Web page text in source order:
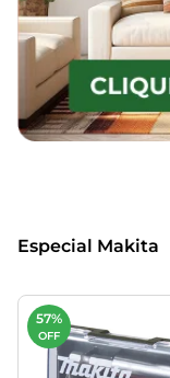
Especial Makita
57%
OFF